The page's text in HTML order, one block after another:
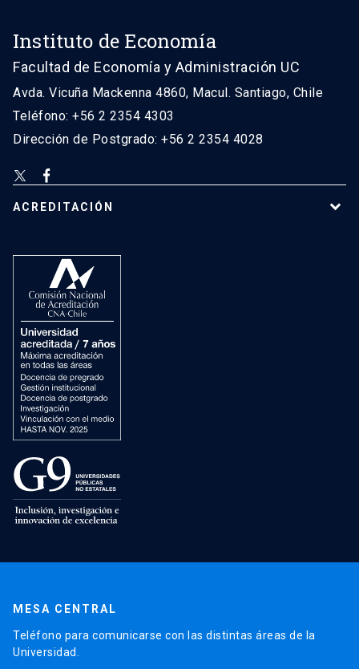
Instituto de Economía
Facultad de Economía y Administración UC
Avda. Vicuña Mackenna 4860, Macul. Santiago, Chile
Teléfono: +56 2 2354 4303
Dirección de Postgrado: +56 2 2354 4028
ACREDITACIÓN
MESA CENTRAL
Teléfono para comunicarse con las distintas áreas de la
Universidad.